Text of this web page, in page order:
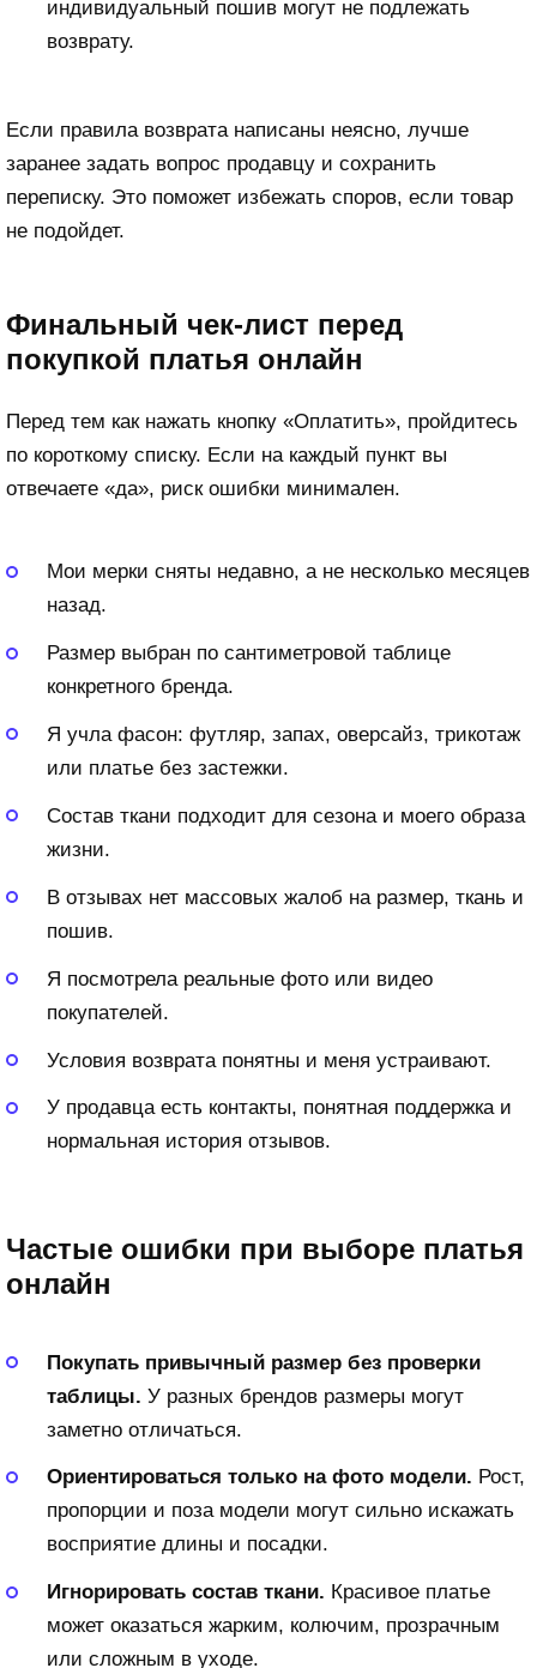
индивидуальный пошив могут не подлежать
возврату.
Если правила возврата написаны неясно, лучше
заранее задать вопрос продавцу и сохранить
переписку. Это поможет избежать споров, если товар
не подойдет.
Финальный чек-лист перед
покупкой платья онлайн
Перед тем как нажать кнопку «Оплатить», пройдитесь
по короткому списку. Если на каждый пункт вы
отвечаете «да», риск ошибки минимален.
Мои мерки сняты недавно, а не несколько месяцев
назад.
Размер выбран по сантиметровой таблице
конкретного бренда.
Я учла фасон: футляр, запах, оверсайз, трикотаж
или платье без застежки.
Состав ткани подходит для сезона и моего образа
жизни.
В отзывах нет массовых жалоб на размер, ткань и
пошив.
Я посмотрела реальные фото или видео
покупателей.
Условия возврата понятны и меня устраивают.
У продавца есть контакты, понятная поддержка и
нормальная история отзывов.
Частые ошибки при выборе платья
онлайн
Покупать привычный размер без проверки
таблицы. У разных брендов размеры могут
заметно отличаться.
Ориентироваться только на фото модели. Рост,
пропорции и поза модели могут сильно искажать
восприятие длины и посадки.
Игнорировать состав ткани. Красивое платье
может оказаться жарким, колючим, прозрачным
или сложным в уходе.